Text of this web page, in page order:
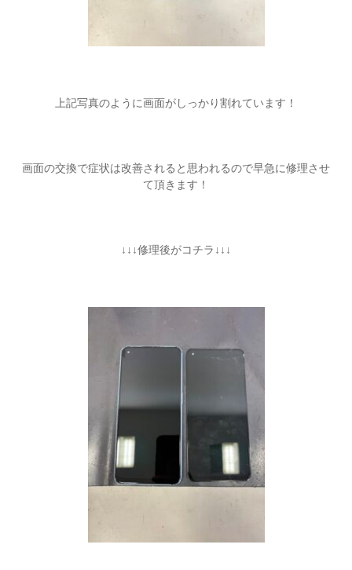
上記写真のように画面がしっかり割れています！
画面の交換で症状は改善されると思われるので早急に修理させ
て頂きます！
↓↓↓修理後がコチラ↓↓↓